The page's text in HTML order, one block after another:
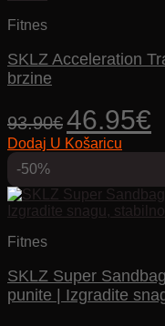
Opcije
mogu
odabrati
na
proizvoda
Fitnes
SKLZ Acceleration
brzine
93.90€
Izvorna
cijena
bila
46.95€
Dodaj U Košaricu
-50%
Fitnes
SKLZ Super
punite | Izgradite